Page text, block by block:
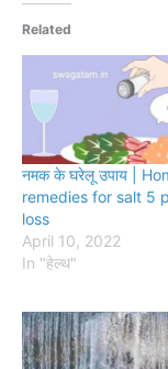
Related
नमक के घरेलू उपाय |
remedies for salt 5
loss
April 10, 2022
In "हेल्थ"